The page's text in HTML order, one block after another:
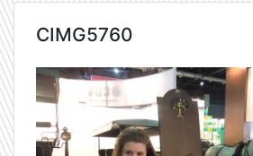
CIMG5760